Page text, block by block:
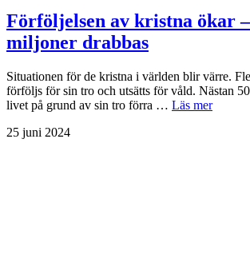
Förföljelsen av kristna ökar
miljoner drabbas
Situationen för de kristna i världen blir värre.
förföljs för sin tro och utsätts för våld. Nästan
livet på grund av sin tro förra … Läs mer
25 juni 2024